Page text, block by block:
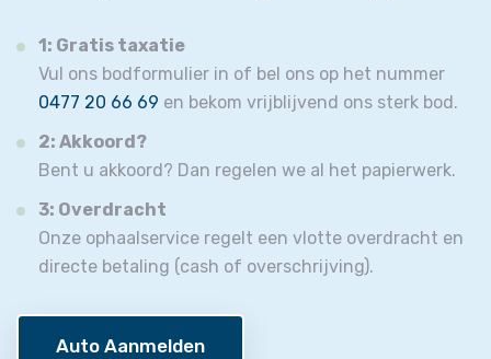
1: Gratis taxatie
Vul ons bodformulier in of bel ons op het nummer
0477 20 66 69 en bekom vrijblijvend ons sterk bod.
2: Akkoord?
Bent u akkoord? Dan regelen we al het papierwerk.
3: Overdracht
Onze ophaalservice regelt een vlotte overdracht en
directe betaling (cash of overschrijving).
Auto Aanmelden